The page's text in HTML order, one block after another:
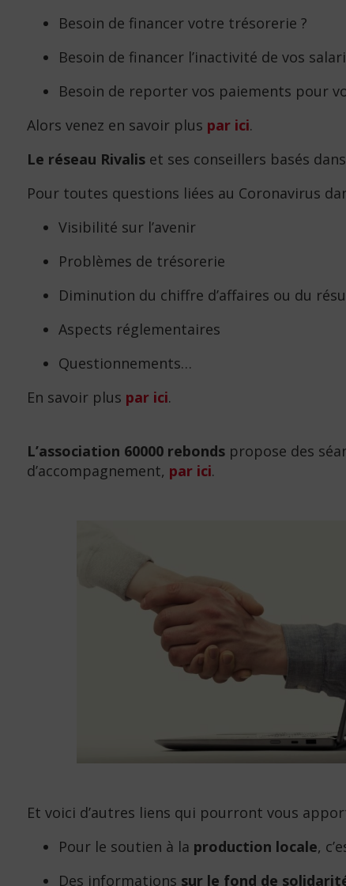
Besoin de financer votre trésorerie ?
Besoin de financer l’inactivité de vos
Besoin de reporter vos paiements pour
Alors venez en savoir plus par ici.
Le réseau Rivaliset ses conseillers basés
​Pour toutes questions liées au Coronavirus
Visibilité sur l’avenir
Problèmes de trésorerie
Diminution du chiffre d’affaires ou du
Aspects réglementaires
Questionnements…
En savoir plus par ici.
L’association 60000 rebondspropose des
d’accompagnement, par ici.
Et voici d’autres liens qui pourront vous
Pour le soutien à la production locale,
Des informations sur le fond de